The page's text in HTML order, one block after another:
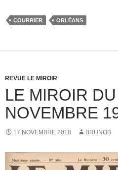
COURRIER ORLÉANS
REVUE LE MIROIR
LE MIROIR
NOVEMBRE
17 NOVEMBRE 2018 BRUNOB